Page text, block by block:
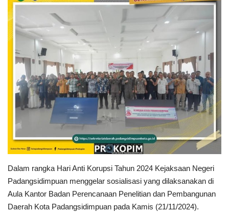
DEMOGRAFI
PEMERINTAHAN
SEJARAH
DOKUMENTASI
VISI MISI
OPD
KONTAK
DANA DESA
Dalam rangka Hari Anti Korupsi Tahun 2024 Kejaksaan Negeri
Padangsidimpuan menggelar sosialisasi yang dilaksanakan di
Aula Kantor Badan Perencanaan Penelitian dan Pembangunan
Daerah Kota Padangsidimpuan pada Kamis (21/11/2024).